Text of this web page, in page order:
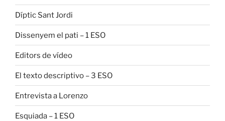
Díptic Sant Jordi
Dissenyem el pati – 1 ESO
Editors de vídeo
El texto descriptivo – 3 ESO
Entrevista a Lorenzo
Esquiada – 1 ESO